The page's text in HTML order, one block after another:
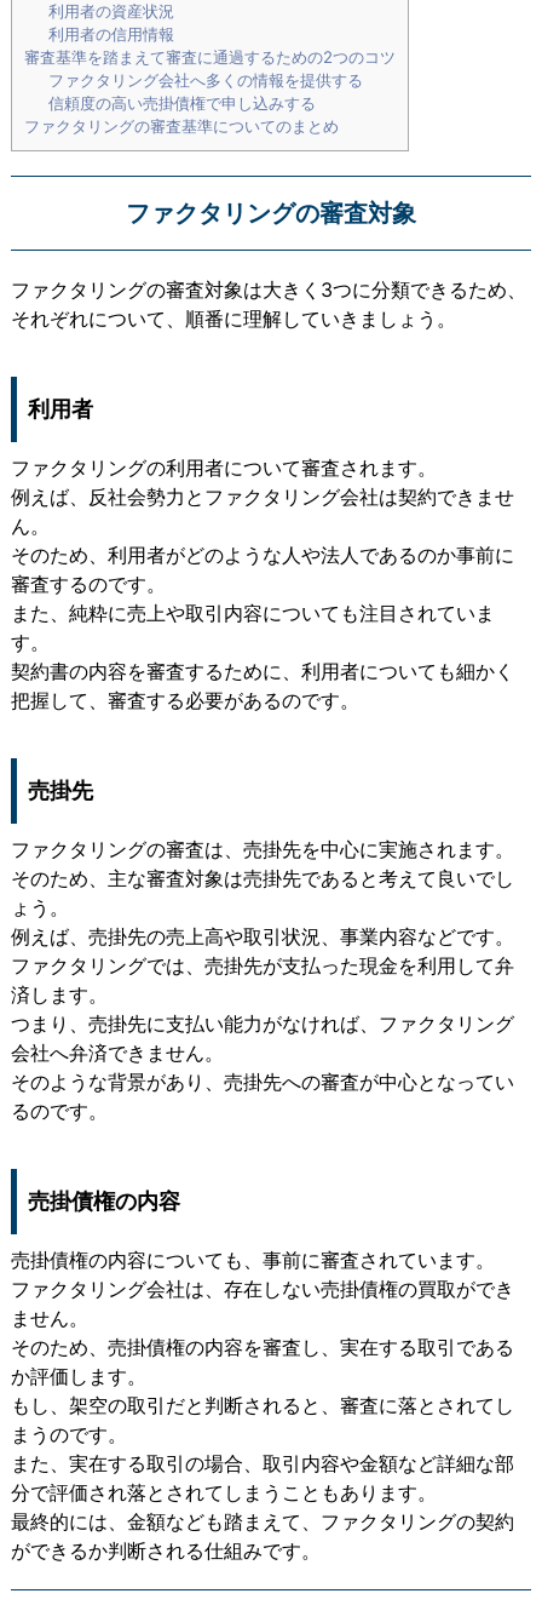
利用者の資産状況
利用者の信用情報
審査基準を踏まえて審査に通過するための2つのコツ
ファクタリング会社へ多くの情報を提供する
信頼度の高い売掛債権で申し込みする
ファクタリングの審査基準についてのまとめ
ファクタリングの審査対象
ファクタリングの審査対象は大きく3つに分類できるため、
それぞれについて、順番に理解していきましょう。
利用者
ファクタリングの利用者について審査されます。
例えば、反社会勢力とファクタリング会社は契約できませ
ん。
そのため、利用者がどのような人や法人であるのか事前に
審査するのです。
また、純粋に売上や取引内容についても注目されていま
す。
契約書の内容を審査するために、利用者についても細かく
把握して、審査する必要があるのです。
売掛先
ファクタリングの審査は、売掛先を中心に実施されます。
そのため、主な審査対象は売掛先であると考えて良いでし
ょう。
例えば、売掛先の売上高や取引状況、事業内容などです。
ファクタリングでは、売掛先が支払った現金を利用して弁
済します。
つまり、売掛先に支払い能力がなければ、ファクタリング
会社へ弁済できません。
そのような背景があり、売掛先への審査が中心となってい
るのです。
売掛債権の内容
売掛債権の内容についても、事前に審査されています。
ファクタリング会社は、存在しない売掛債権の買取ができ
ません。
そのため、売掛債権の内容を審査し、実在する取引である
か評価します。
もし、架空の取引だと判断されると、審査に落とされてし
まうのです。
また、実在する取引の場合、取引内容や金額など詳細な部
分で評価され落とされてしまうこともあります。
最終的には、金額なども踏まえて、ファクタリングの契約
ができるか判断される仕組みです。